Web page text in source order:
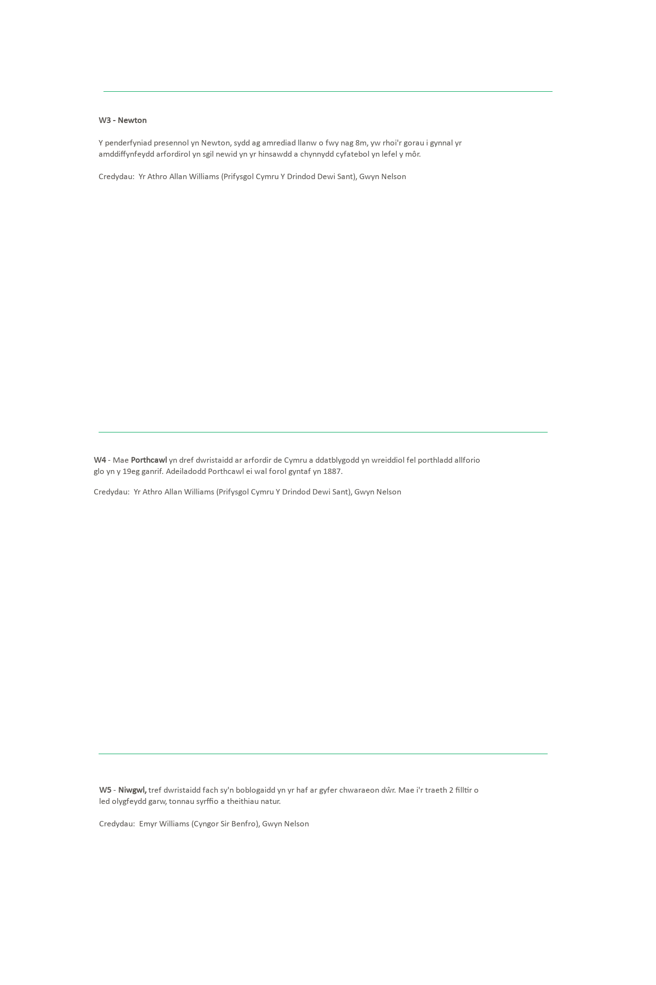
W3 - Newton
Y penderfyniad presennol yn Newton, sydd ag amrediad llanw o fwy nag 8m, yw rhoi'r gorau i gynnal yr
amddiffynfeydd arfordirol yn sgil newid yn yr hinsawdd a chynnydd cyfatebol yn lefel y môr.
Credydau: Yr Athro Allan Williams (Prifysgol Cymru Y Drindod Dewi Sant), Gwyn Nelson
W4- Mae Porthcawl yn dref dwristaidd ar arfordir de Cymru a ddatblygodd yn wreiddiol fel porthladd allforio
glo yn y 19eg ganrif. Adeiladodd Porthcawl ei wal forol gyntaf yn 1887.
Credydau: Yr Athro Allan Williams (Prifysgol Cymru Y Drindod Dewi Sant), Gwyn Nelson
W5 - Niwgwl, tref dwristaidd fach sy'n boblogaidd yn yr haf ar gyfer chwaraeon dŵr. Mae i'r traeth 2 filltir o
led olygfeydd garw, tonnau syrffio a theithiau natur.
Credydau: Emyr Williams (Cyngor Sir Benfro), Gwyn Nelson